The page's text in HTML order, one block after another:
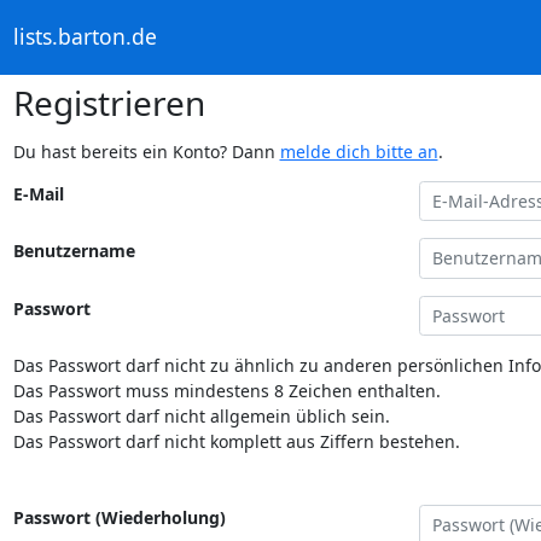
lists.barton.de
Registrieren
Du hast bereits ein Konto? Dann melde dich bitte an.
E-Mail
Benutzername
Passwort
Das Passwort darf nicht zu ähnlich zu anderen persönlichen
Das Passwort muss mindestens 8 Zeichen enthalten.
Das Passwort darf nicht allgemein üblich sein.
Das Passwort darf nicht komplett aus Ziffern bestehen.
Passwort (Wiederholung)